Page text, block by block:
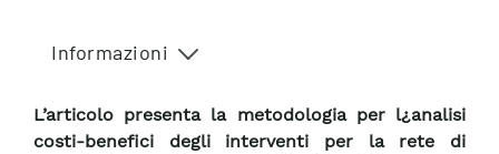
Informazioni
L’articolo presenta la metodologia per l¿analisi
costi-benefici degli interventi per la rete di